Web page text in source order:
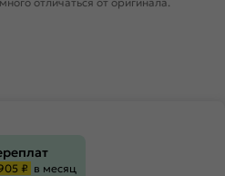
₽ в месяц